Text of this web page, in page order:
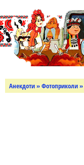
Анекдоти»Фотоприколи»